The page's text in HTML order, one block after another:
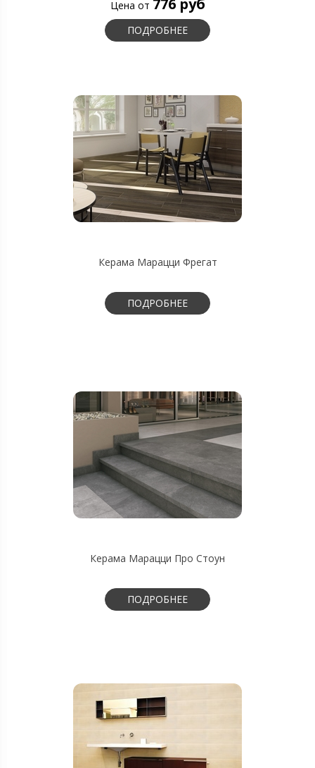
Цена от 776 руб
ПОДРОБНЕЕ
Керама Марацци Фрегат
ПОДРОБНЕЕ
Керама Марацци Про Стоун
ПОДРОБНЕЕ